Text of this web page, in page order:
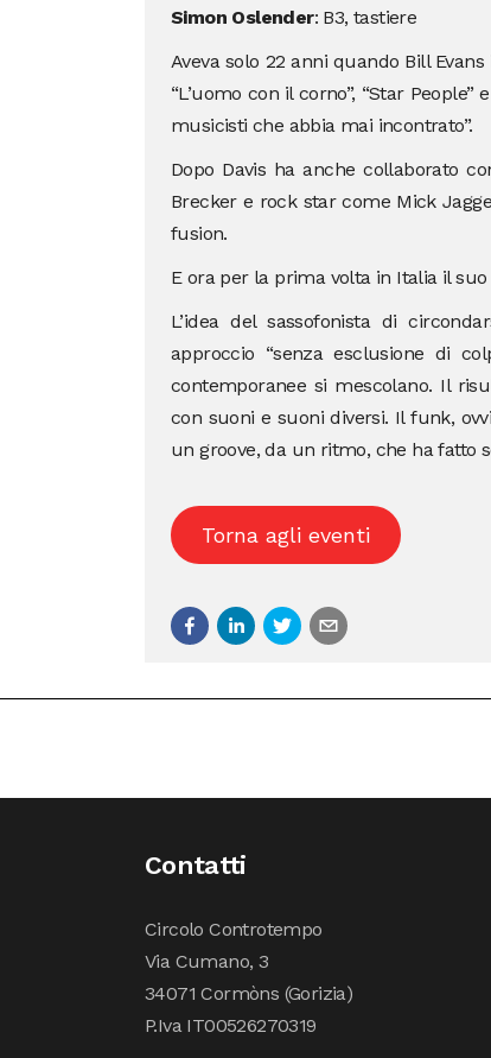
Simon Oslender: B3, tastiere
Aveva solo 22 anni quando Bill
“L’uomo con il corno”, “Star
musicisti che abbia mai incontrato”.
Dopo Davis ha anche collaborato
Brecker e rock star come Mick
fusion.
E ora per la prima volta in Italia il
L’idea del sassofonista di
approccio “senza esclusione di
contemporanee si mescolano. Il
con suoni e suoni diversi. Il funk,
un groove, da un ritmo, che ha fatto
Torna agli eventi
Contatti
Circolo Controtempo
Via Cumano, 3
34071 Cormòns (Gorizia)
P.Iva IT00526270319